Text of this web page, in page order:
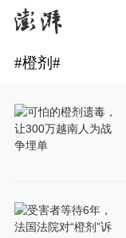
#橙剂#